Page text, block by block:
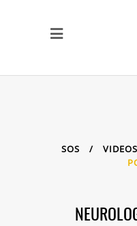
SOS / VIDEOS